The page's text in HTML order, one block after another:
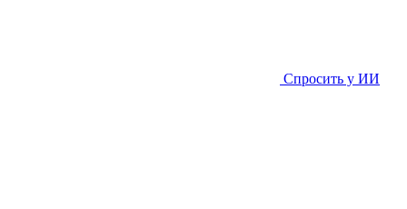
Спросить у ИИ